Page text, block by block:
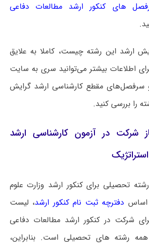
های کنکور ارشد مطالعات دفاعی
ارشد این رشته چیست، کاملا به علایق
اطلاعات بیشتر می‌توانید سری به سایت
و سرفصل‌های مقطع کارشناسی ارشد گرایش
را بررسی کنید.
شرکت در آزمون کارشناسی ارشد
تحصیلی برای کنکور ارشد وزارت علوم
اساس دفترچه ثبت نام کنکور ارشد، لیست
شرکت در کنکور ارشد مطالعات دفاعی
رشته های تحصیلی است‌. بنابراین،